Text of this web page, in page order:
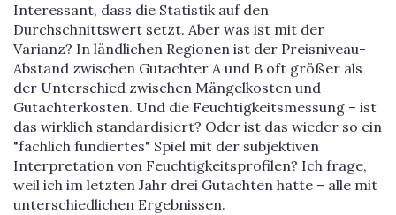
Interessant, dass die Statistik auf den
Durchschnittswert setzt. Aber was ist mit der
Varianz? In ländlichen Regionen ist der Preisniveau-
Abstand zwischen Gutachter A und B oft größer als
der Unterschied zwischen Mängelkosten und
Gutachterkosten. Und die Feuchtigkeitsmessung – ist
das wirklich standardisiert? Oder ist das wieder so ein
"fachlich fundiertes" Spiel mit der subjektiven
Interpretation von Feuchtigkeitsprofilen? Ich frage,
weil ich im letzten Jahr drei Gutachten hatte – alle mit
unterschiedlichen Ergebnissen.